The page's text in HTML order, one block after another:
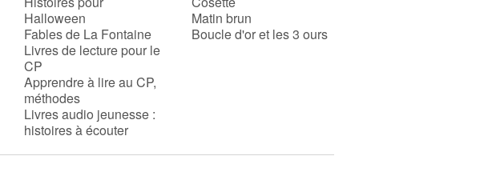
Halloween
Fables de La Fontaine
Livres de lecture pour le
CP
Apprendre à lire au CP,
méthodes
Livres audio jeunesse :
histoires à écouter
Matin brun
Boucle d'or et les 3 ours